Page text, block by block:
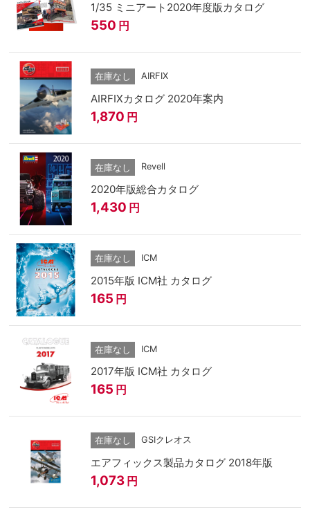
1/35 ミニアート2020年度版カタログ
550 円
在庫なし AIRFIX
AIRFIXカタログ 2020年案内
1,870 円
在庫なし Revell
2020年版総合カタログ
1,430 円
在庫なし ICM
2015年版 ICM社 カタログ
165 円
在庫なし ICM
2017年版 ICM社 カタログ
165 円
在庫なし GSIクレオス
エアフィックス製品カタログ 2018年版
1,073 円